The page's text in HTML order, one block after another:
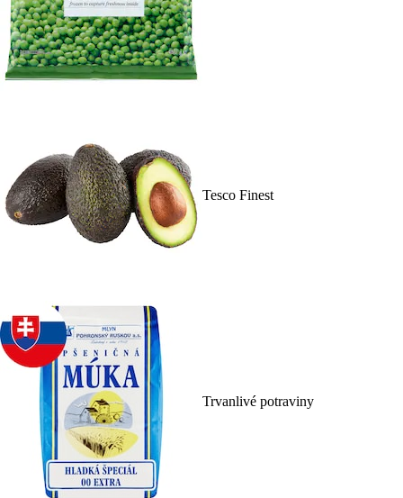
Tesco Finest
Trvanlivé potraviny